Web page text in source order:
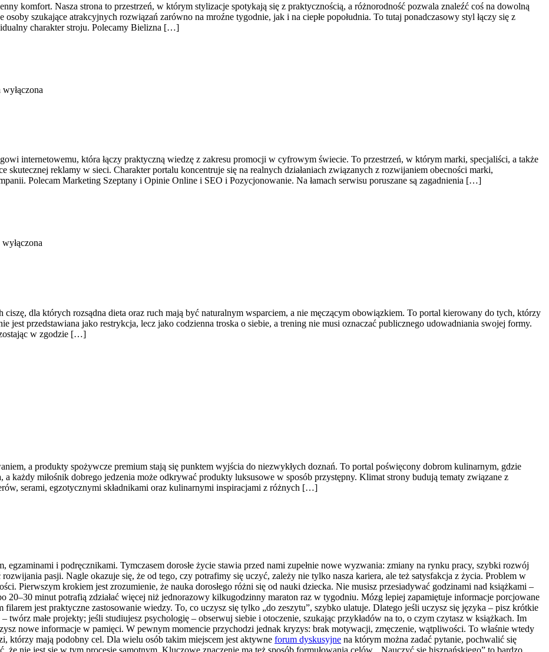
komfort. Nasza strona to przestrzeń, w którym stylizacje spotykają się z praktycznością, a różnorodność pozwala znaleźć coś na dowolną
szukające atrakcyjnych rozwiązań zarówno na mroźne tygodnie, jak i na ciepłe popołudnia. To tutaj ponadczasowy styl łączy się z
charakter stroju. Polecamy Bielizna […]
wyłączona
internetowemu, która łączy praktyczną wiedzę z zakresu promocji w cyfrowym świecie. To przestrzeń, w którym marki, specjaliści, a także
skutecznej reklamy w sieci. Charakter portalu koncentruje się na realnych działaniach związanych z rozwijaniem obecności marki,
Polecam Marketing Szeptany i Opinie Online i SEO i Pozycjonowanie. Na łamach serwisu poruszane są zagadnienia […]
wyłączona
ciszę, dla których rozsądna dieta oraz ruch mają być naturalnym wsparciem, a nie męczącym obowiązkiem. To portal kierowany do tych, którzy
jest przedstawiana jako restrykcja, lecz jako codzienna troska o siebie, a trening nie musi oznaczać publicznego udowadniania swojej formy.
w zgodzie […]
a produkty spożywcze premium stają się punktem wyjścia do niezwykłych doznań. To portal poświęcony dobrom kulinarnym, gdzie
każdy miłośnik dobrego jedzenia może odkrywać produkty luksusowe w sposób przystępny. Klimat strony budują tematy związane z
serami, egzotycznymi składnikami oraz kulinarnymi inspiracjami z różnych […]
egzaminami i podręcznikami. Tymczasem dorosłe życie stawia przed nami zupełnie nowe wyzwania: zmiany na rynku pracy, szybki rozwój
pasji. Nagle okazuje się, że od tego, czy potrafimy się uczyć, zależy nie tylko nasza kariera, ale też satysfakcja z życia. Problem w
Pierwszym krokiem jest zrozumienie, że nauka dorosłego różni się od nauki dziecka. Nie musisz przesiadywać godzinami nad książkami –
20–30 minut potrafią zdziałać więcej niż jednorazowy kilkugodzinny maraton raz w tygodniu. Mózg lepiej zapamiętuje informacje porcjowane
jest praktyczne zastosowanie wiedzy. To, co uczysz się tylko „do zeszytu”, szybko ulatuje. Dlatego jeśli uczysz się języka – pisz krótkie
twórz małe projekty; jeśli studiujesz psychologię – obserwuj siebie i otoczenie, szukając przykładów na to, o czym czytasz w książkach. Im
nowe informacje w pamięci. W pewnym momencie przychodzi jednak kryzys: brak motywacji, zmęczenie, wątpliwości. To właśnie wtedy
którzy mają podobny cel. Dla wielu osób takim miejscem jest aktywne forum dyskusyjne na którym można zadać pytanie, pochwalić się